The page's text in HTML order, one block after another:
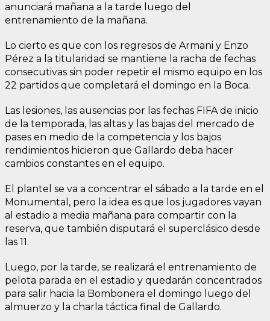
anunciará mañana a la tarde luego del
entrenamiento de la mañana.
Lo cierto es que con los regresos de Armani y Enzo
Pérez a la titularidad se mantiene la racha de fechas
consecutivas sin poder repetir el mismo equipo en los
22 partidos que completará el domingo en la Boca.
Las lesiones, las ausencias por las fechas FIFA de inicio
de la temporada, las altas y las bajas del mercado de
pases en medio de la competencia y los bajos
rendimientos hicieron que Gallardo deba hacer
cambios constantes en el equipo.
El plantel se va a concentrar el sábado a la tarde en el
Monumental, pero la idea es que los jugadores vayan
al estadio a media mañana para compartir con la
reserva, que también disputará el superclásico desde
las 11.
Luego, por la tarde, se realizará el entrenamiento de
pelota parada en el estadio y quedarán concentrados
para salir hacia la Bombonera el domingo luego del
almuerzo y la charla táctica final de Gallardo.